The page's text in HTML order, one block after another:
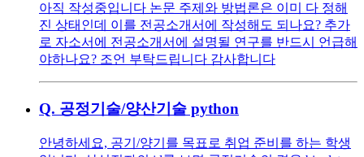
아직 작성중입니다 논문 주제와 방법론은 이미 다 정해
진 상태인데 이를 전공소개서에 작성해도 되나요? 추가
로 자소서에 전공소개서에 설명될 연구를 반드시 언급해
야하나요? 조언 부탁드립니다 감사합니다
Q. 공정기술/양산기술 python
안녕하세요, 공기/양기를 목표로 취업 준비를 하는 학생